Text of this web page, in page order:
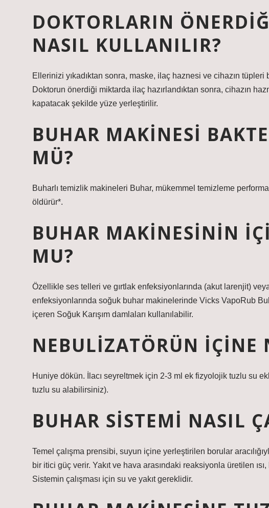
DOKTORLARIN
NASIL KULLANILIR?
Ellerinizi yıkadıktan sonra, maske, ilaç haznesi ve cihazın tüpleri
Doktorun önerdiği miktarda ilaç hazırlandıktan sonra, cihazın
kapatacak şekilde yüze yerleştirilir.
BUHAR MAKINESI
MÜ?
Buharlı temizlik makineleri Buhar, mükemmel temizleme
öldürür*.
BUHAR MAKINESININ
MU?
Özellikle ses telleri ve gırtlak enfeksiyonlarında (akut larenjit)
enfeksiyonlarında soğuk buhar makinelerinde Vicks VapoRub
içeren Soğuk Karışım damlaları kullanılabilir.
NEBULIZATÖRÜN IÇINE
Huniye dökün. İlacı seyreltmek için 2-3 ml ek fizyolojik tuzlu su
tuzlu su alabilirsiniz).
BUHAR SISTEMI NASIL
Temel çalışma prensibi, suyun içine yerleştirilen borular
bir itici güç verir. Yakıt ve hava arasındaki reaksiyonla üretilen
Sistemin çalışması için su ve yakıt gereklidir.